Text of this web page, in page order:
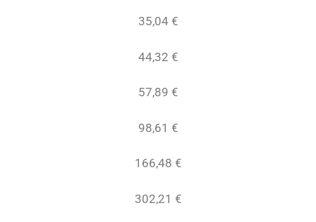
35,04 €
44,32 €
57,89 €
98,61 €
166,48 €
302,21 €